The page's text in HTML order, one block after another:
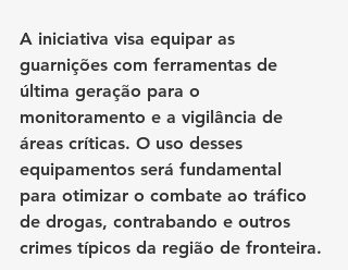
A iniciativa visa equipar as
guarnições com ferramentas de
última geração para o
monitoramento e a vigilância de
áreas críticas. O uso desses
equipamentos será fundamental
para otimizar o combate ao tráfico
de drogas, contrabando e outros
crimes típicos da região de fronteira.